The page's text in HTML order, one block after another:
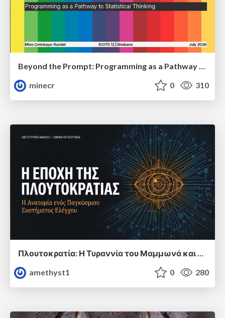
Beyond the Prompt: Programming as a Pathway to Statistical Thinking
minecr
0 310
amethyst1
0 280